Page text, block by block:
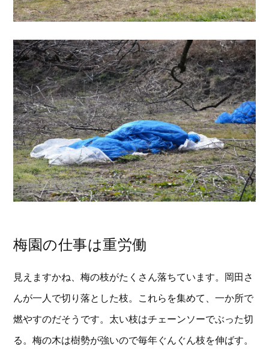
梅園の仕事は重労働
見えますかね、梅の枝がたくさん落ちています。岡田さ
んが一人で切り落とした枝。これらを集めて、一か所で
燃やすのだそうです。太い枝はチェーンソーでぶった切
る。梅の木は樹勢が強いので毎年ぐんぐん枝を伸ばす。